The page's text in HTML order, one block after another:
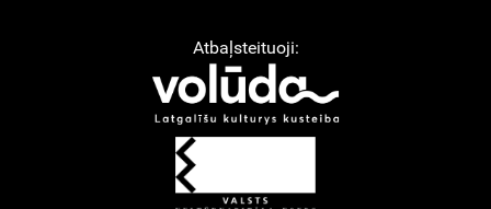
Atbaļsteituoji: